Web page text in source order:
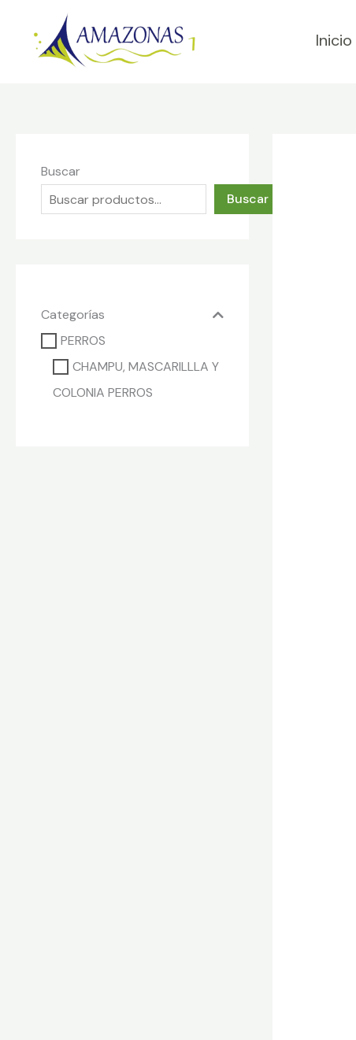
contenido
Inicio
Buscar
Buscar
Categorías
PERROS
CHAMPU, MASCARILLLA Y
COLONIA PERROS